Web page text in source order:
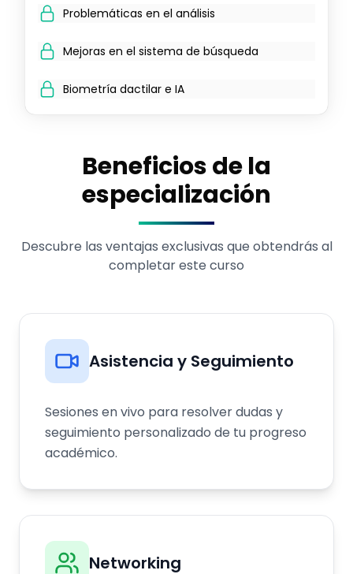
Problemáticas en el análisis
Mejoras en el sistema de búsqueda
Biometría dactilar e IA
Beneficios de la
especialización
Descubre las ventajas exclusivas que obtendrás al
completar este curso
Asistencia y Seguimiento
Sesiones en vivo para resolver dudas y
seguimiento personalizado de tu progreso
académico.
Networking